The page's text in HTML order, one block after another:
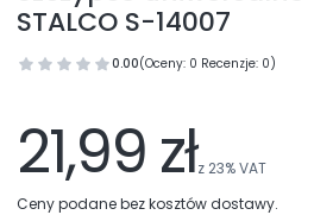
STALCO S-14007
0.00(Oceny: 0 Recenzje: 0)
21,99 złz 23%VAT
Ceny podane bez kosztów dostawy.